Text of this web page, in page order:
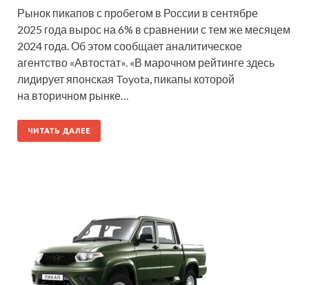
Рынок пикапов с пробегом в России в сентябре
2025 года вырос на 6% в сравнении с тем же месяцем
2024 года. Об этом сообщает аналитическое
агентство «Автостат». «В марочном рейтинге здесь
лидирует японская Toyota, пикапы которой
на вторичном рынке…
ЧИТАТЬ ДАЛЕЕ